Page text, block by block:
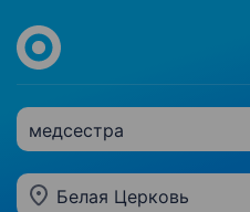
медсестра
Белая Церковь